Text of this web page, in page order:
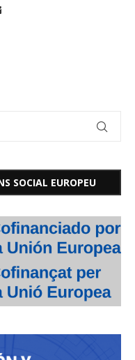
SOCIAL EUROPEU